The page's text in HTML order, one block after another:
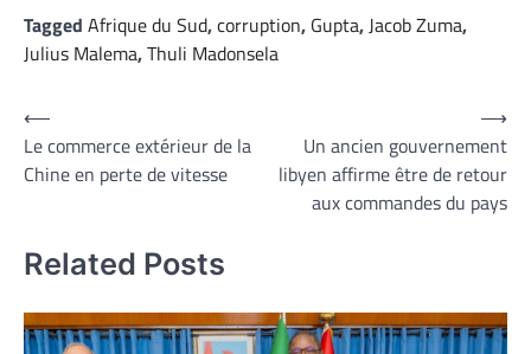
Tagged Afrique du Sud,corruption, Gupta,Jacob Zuma,
Julius Malema,Thuli Madonsela
Navigation
de
l’article
⟵
Le commerce extérieur de la
Chine en perte de vitesse
Un ancien gouvernement
libyen affirme être de retour
aux commandes du pays
⟶
Related Posts